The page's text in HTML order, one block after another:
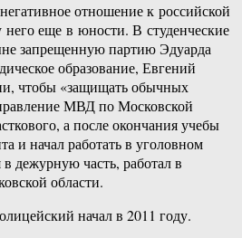
отношение к российской
него еще в юности. В студенческие
запрещенную партию Эдуарда
образование, Евгений
чтобы «защищать обычных
МВД по Московской
а после окончания учебы
и начал работать в уголовном
дежурную часть, работал в
области.
начал в 2011 году.